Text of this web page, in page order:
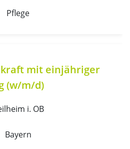
Pflege
mit einjähriger
(w/m/d)
i. OB
Bayern